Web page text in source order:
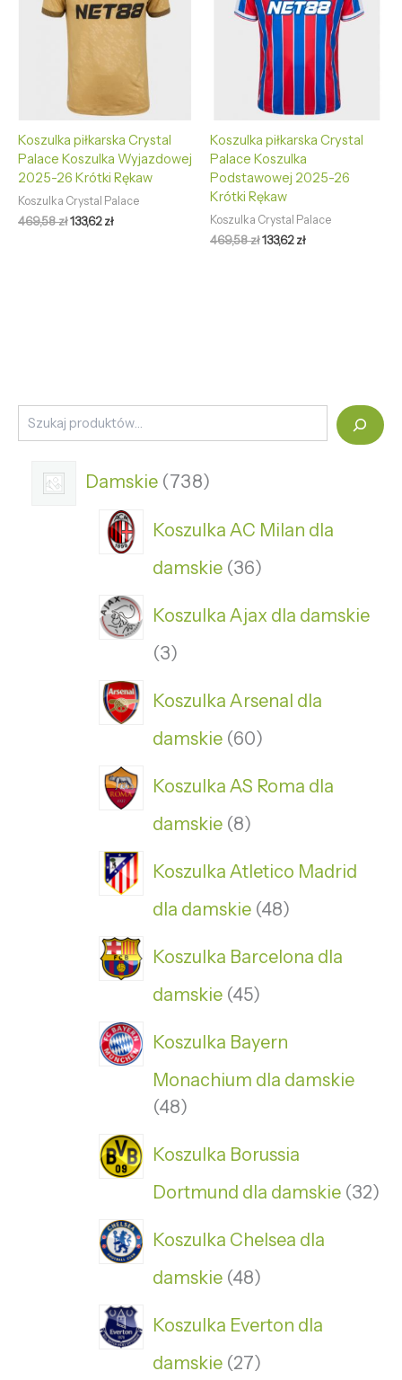
Damskie 738
Koszulka AC Milan dla
damskie 36
Koszulka Ajax dla damskie
3
Koszulka Arsenal dla
damskie 60
Koszulka AS Roma dla
damskie 8
Koszulka Atletico Madrid
dla damskie 48
Koszulka Barcelona dla
damskie 45
Koszulka Bayern
Monachium dla damskie
48
Koszulka Borussia
Dortmund dla damskie 32
Koszulka Chelsea dla
damskie 48
Koszulka Everton dla
damskie 27
Koszulka piłkarska Crystal
Palace Koszulka Wyjazdowej
2025-26 Krótki Rękaw
Koszulka Crystal Palace
469,58zł133,62zł
Koszulka piłkarska Crystal
Palace Koszulka
Podstawowej 2025-26
Krótki Rękaw
Koszulka Crystal Palace
469,58zł133,62zł